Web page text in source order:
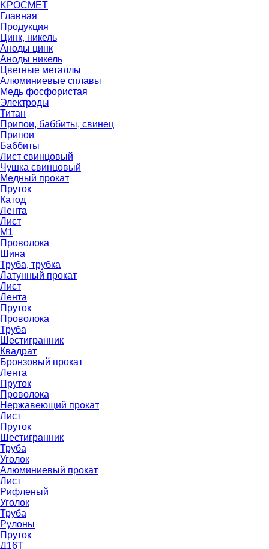
KРОСМ ЕТ
Главная
Продукция
Цинк, никель
Аноды цинк
Аноды никель
Цветные металлы
Алюминиевые сплавы
Медь фосфористая
Электроды
Титан
Припои, баббиты, свинец
Припои
Баббиты
Лист свинцовый
Чушка свинцовый
Медный прокат
Пруток
Катод
Лента
Лист
М1
Проволока
Шина
Труба, трубка
Латунный прокат
Лист
Лента
Пруток
Проволока
Труба
Шестигранник
Квадрат
Бронзовый прокат
Лента
Пруток
Проволока
Нержавеющий прокат
Лист
Пруток
Шестигранник
Труба
Уголок
Алюминиевый прокат
Лист
Рифленый
Уголок
Труба
Рулоны
Пруток
Д16Т